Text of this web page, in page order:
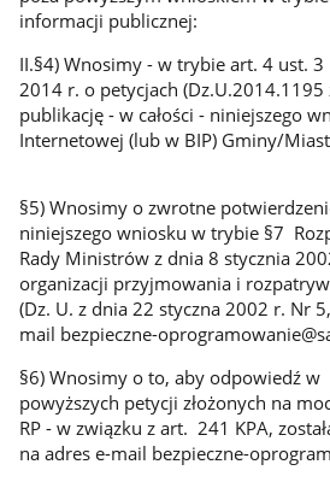
informacji publicznej:
II.§4) Wnosimy - w trybie art. 4 ust.
2014 r. o petycjach
publikację - w całości - niniejszego
Internetowej (lub w BIP) Gminy/
§5) Wnosimy o zwrotne
niniejszego wniosku w trybie §7
Rady Ministrów z dnia 8 stycznia
organizacji przyjmowania i
(Dz. U. z dnia 22 styczna 2002 r. Nr
mail bezpieczne-
§6) Wnosimy o to, aby odpowiedź
powyższych petycji złożonych na
RP - w związku z art. 241 KPA,
na adres e-mail bezpieczne-